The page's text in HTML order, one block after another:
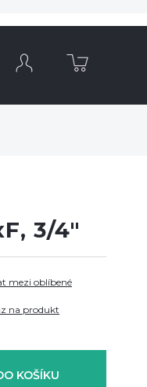
3/4"
mezi oblíbené
na produkt
KOŠÍKU